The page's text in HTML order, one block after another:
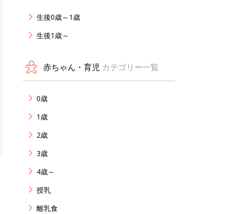
生後0歳～1歳
生後1歳～
赤ちゃん・育児 カテゴリー一覧
0歳
1歳
2歳
3歳
4歳～
授乳
離乳食